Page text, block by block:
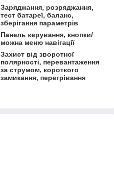
Заряджання, розряджання,
тест батареї, баланс,
зберігання параметрів
Панель керування, кнопки/
можна меню навігації
Захист від зворотної
полярності, перевантаження
за струмом, короткого
замикання, перегрівання